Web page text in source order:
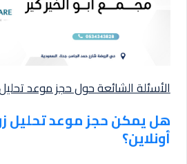
الأسئلة الشائعة حول حجز موعد
هل يمكن حجز موعد تحليل
أونلاين؟